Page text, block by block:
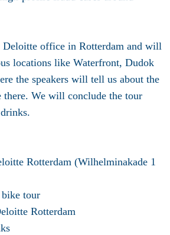
Deloitte office in Rotterdam and will
locations like Waterfront, Dudok
the speakers will tell us about the
there. We will conclude the tour
Rotterdam (Wilhelminakade 1
tour
Rotterdam